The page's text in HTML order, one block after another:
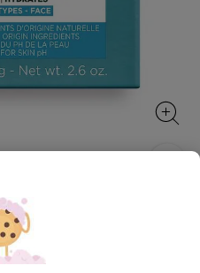
und spendet Feuchtigkeit
g